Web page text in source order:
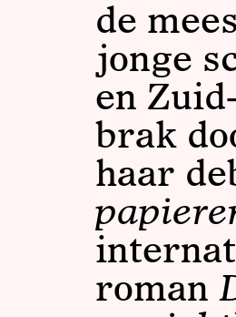
de
jonge
en
brak
haar
roman